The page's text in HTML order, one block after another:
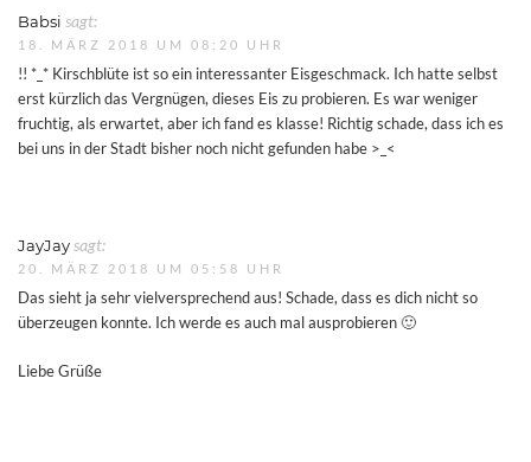
Babsi sagt:
18. MÄRZ 2018 UM 08:20 UHR
!! *_* Kirschblüte ist so ein interessanter Eisgeschmack. Ich hatte selbst
erst kürzlich das Vergnügen, dieses Eis zu probieren. Es war weniger
fruchtig, als erwartet, aber ich fand es klasse! Richtig schade, dass ich es
bei uns in der Stadt bisher noch nicht gefunden habe >_<
JayJaysagt:
20. MÄRZ 2018 UM 05:58 UHR
Das sieht ja sehr vielversprechend aus! Schade, dass es dich nicht so
überzeugen konnte. Ich werde es auch mal ausprobieren 🙂
Liebe Grüße